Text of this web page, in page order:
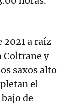
2021 a raíz
Coltrane y
saxos alto
el
de